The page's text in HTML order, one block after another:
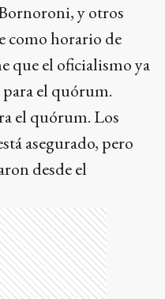
y otros
como horario de
que el oficialismo ya
el quórum.
el quórum. Los
asegurado, pero
desde el